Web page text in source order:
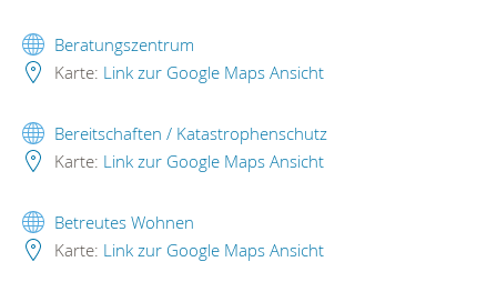
Beratungszentrum
Karte: Link zur Google Maps Ansicht
Bereitschaften / Katastrophenschutz
Karte: Link zur Google Maps Ansicht
Betreutes Wohnen
Karte: Link zur Google Maps Ansicht